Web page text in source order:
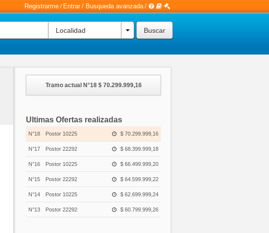
Registrarme / Entrar / Busqueda avanzada /
Localidad
Tramo actual N°18 $ 70.299.999,16
Ultimas Ofertas realizadas
N°18 Postor 10225 $ 70.299.999,16
N°17 Postor 22292 $ 68.399.999,18
N°16 Postor 10225 $ 66.499.999,20
N°15 Postor 22292 $ 64.599.999,22
N°14 Postor 10225 $ 62.699.999,24
N°13 Postor 22292 $ 60.799.999,26